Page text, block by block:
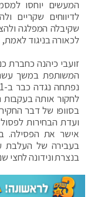
המעשים יוחסו
לדיווחים שקריים
שקיבלה המפלגה
לכאורה בניגוד
זועבי כיהנה
לחקור אותה
ועדת הבחירות
בעבירה של העלבת
בנצרת ונידונה לחצי